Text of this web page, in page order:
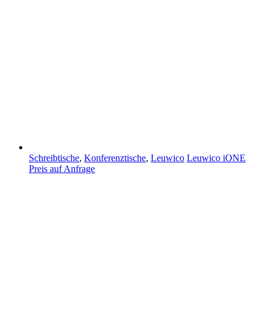
Schreibtische, Konferenztische, Leuwico Leuwico iONE
Preis auf Anfrage